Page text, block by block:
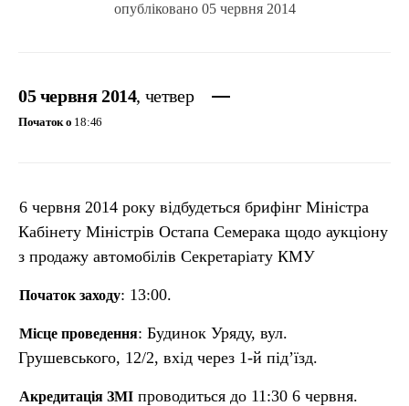
опубліковано 05 червня 2014
05 червня 2014, четвер
Початок о 18:46
6 червня 2014 року відбудеться брифінг Міністра
Кабінету Міністрів Остапа Семерака щодо аукціону
з продажу автомобілів Секретаріату КМУ
Початок заходу: 13:00.
Місце проведення: Будинок Уряду, вул.
Грушевського, 12/2, вхід через 1-й під’їзд.
Акредитація ЗМІ проводиться до 11:30 6 червня.